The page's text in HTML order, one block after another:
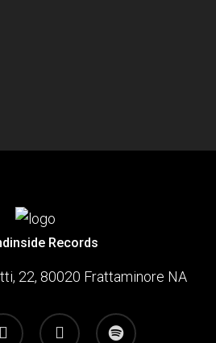
Records
22, 80020 Frattaminore NA
instagram spotify